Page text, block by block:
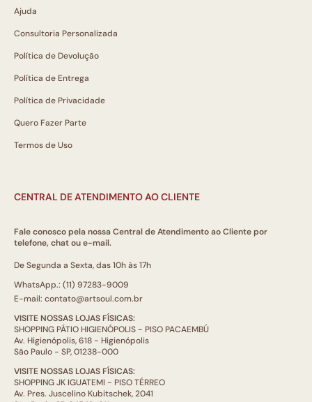
Ajuda
Consultoria Personalizada
Política de Devolução
Política de Entrega
Política de Privacidade
Quero Fazer Parte
Termos de Uso
CENTRAL DE ATENDIMENTO AO CLIENTE
Fale conosco pela nossa Central de Atendimento ao Cliente por
telefone, chat ou e-mail.
De Segunda a Sexta, das 10h às 17h
WhatsApp.: (11) 97283-9009
E-mail: contato@artsoul.com.br
VISITE NOSSAS LOJAS FÍSICAS:
SHOPPING PÁTIO HIGIENÓPOLIS - PISO PACAEMBÚ
Av. Higienópolis, 618 - Higienópolis
São Paulo - SP, 01238-000
VISITE NOSSAS LOJAS FÍSICAS:
SHOPPING JK IGUATEMI - PISO TÉRREO
Av. Pres. Juscelino Kubitschek, 2041